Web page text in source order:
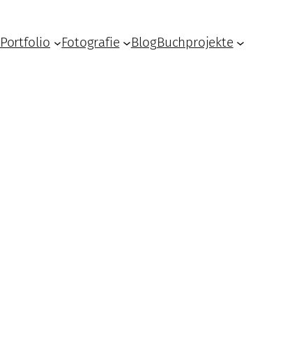
Portfolio Fotografie BlogBuchprojekte